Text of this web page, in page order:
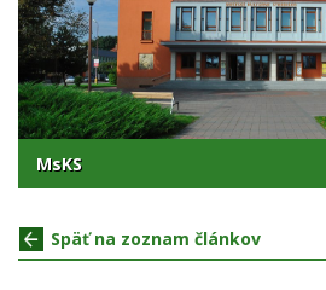
MsKS
Späť na zoznam článkov